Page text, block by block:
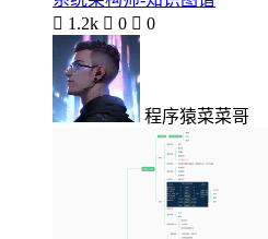
 1.2k  0  0
程序猿菜菜哥